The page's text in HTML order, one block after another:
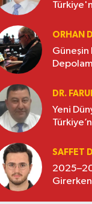
ORHAN
DR.
Yeni
SAFFET